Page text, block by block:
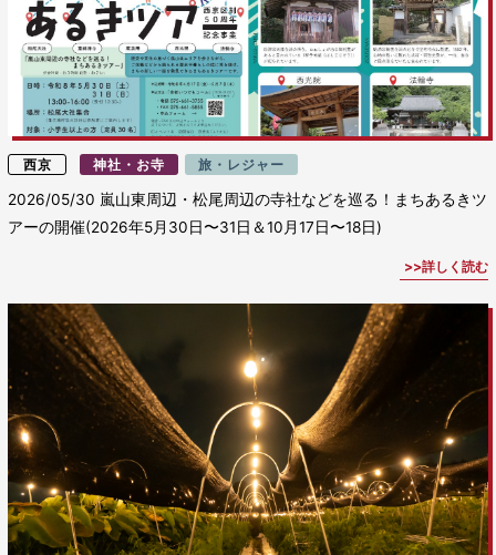
西京 神社・お寺 旅・レジャー
2026/05/30 嵐山東周辺・松尾周辺の寺社などを巡る！まちあるきツ
アーの開催(2026年5月30日〜31日＆10月17日〜18日)
詳しく読む